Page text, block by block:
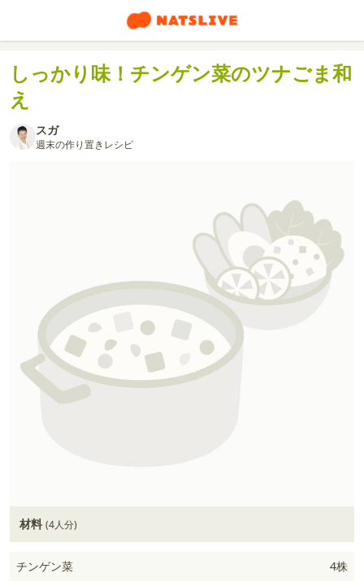
しっかり味！チンゲン菜のツナごま和
え
スガ
週末の作り置きレシピ
材料 (4人分)
チンゲン菜
4株